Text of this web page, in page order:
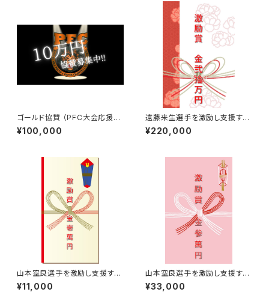
​ゴールド協賛 （PFC​大会応援１
０万円スポンサー）
¥100,000
遠藤来生選手を激励し支援する
￥220,000【激励賞】
¥220,000
山本空良選手を激励し支援する
￥11,000【激励賞】
¥11,000
山本空良選手を激励し支援する
￥33,000【激励賞】
¥33,000